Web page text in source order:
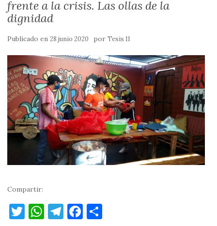
frente a la crisis. Las ollas de la
dignidad
Publicado en 28 junio 2020 por Tesis 11
Compartir:
T W T F